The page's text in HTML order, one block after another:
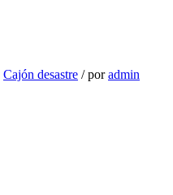
Cajón desastre / poradmin